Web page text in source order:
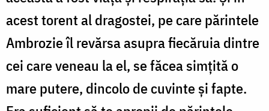
acest torent al dragostei, pe care părintele
Ambrozie îl revărsa asupra fiecăruia dintre
cei care veneau la el, se făcea simțită o
mare putere, dincolo de cuvinte și fapte.